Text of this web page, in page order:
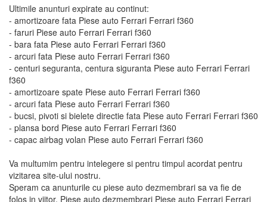
Ultimile anunturi expirate au continut:
- amortizoare fata Piese auto Ferrari Ferrari f360
- faruri Piese auto Ferrari Ferrari f360
- bara fata Piese auto Ferrari Ferrari f360
- arcuri fata Piese auto Ferrari Ferrari f360
- centuri seguranta, centura siguranta Piese auto Ferrari Ferrari
f360
- amortizoare spate Piese auto Ferrari Ferrari f360
- arcuri fata Piese auto Ferrari Ferrari f360
- bucsi, pivoti si bielete directie fata Piese auto Ferrari Ferrari f360
- plansa bord Piese auto Ferrari Ferrari f360
- capac airbag volan Piese auto Ferrari Ferrari f360
Va multumim pentru intelegere si pentru timpul acordat pentru
vizitarea site-ului nostru.
Speram ca anunturile cu piese auto dezmembrari sa va fie de
folos in viitor. Piese auto dezmembrari Piese auto Ferrari Ferrari